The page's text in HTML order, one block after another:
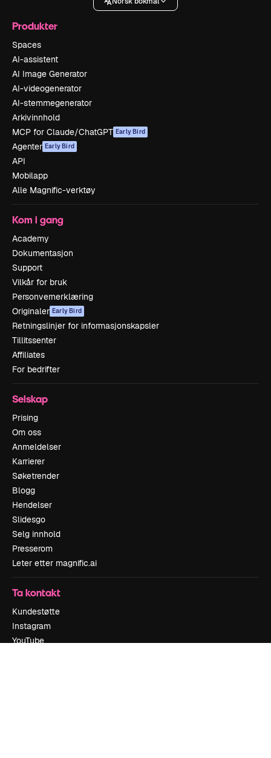
Produkter
Spaces
AI-assistent
AI Image Generator
AI-videogenerator
AI-stemmegenerator
Arkivinnhold
MCP for Claude/ChatGPT Early Bird
Agenter Early Bird
API
Mobilapp
Alle Magnific-verktøy
Kom i gang
Academy
Dokumentasjon
Support
Vilkår for bruk
Personvernerklæring
Originaler Early Bird
Retningslinjer for informasjonskapsler
Tillitssenter
Affiliates
For bedrifter
Selskap
Prising
Om oss
Anmeldelser
Karrierer
Søketrender
Blogg
Hendelser
Slidesgo
Selg innhold
Presserom
Leter etter magnific.ai
Ta kontakt
Kundestøtte
Instagram
YouTube